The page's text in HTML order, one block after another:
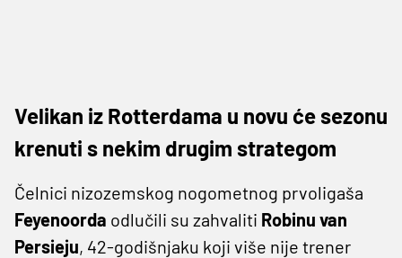
Velikan iz Rotterdama u novu će sezonu
krenuti s nekim drugim strategom
Čelnici nizozemskog nogometnog prvoligaša
Feyenoorda odlučili su zahvaliti Robinu van
Persieju, 42-godišnjaku koji više nije trener